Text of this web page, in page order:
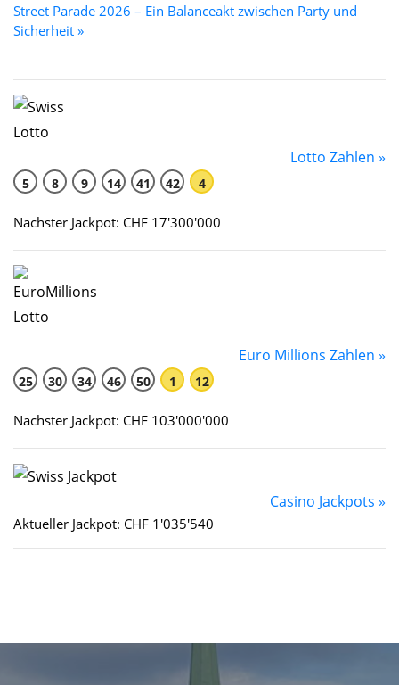
Street Parade 2026 – Ein Balanceakt zwischen Party und
Sicherheit »
Lotto Zahlen »
5 8 9 14 41 42 4
Nächster Jackpot: CHF 17'300'000
Euro Millions Zahlen »
25 30 34 46 50 1 12
Nächster Jackpot: CHF 103'000'000
Casino Jackpots »
Aktueller Jackpot: CHF 1'035'540